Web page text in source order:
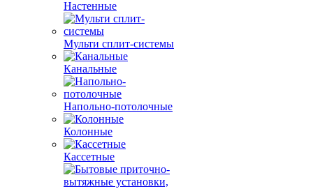
Настенные
Мульти сплит-системы
Канальные
Напольно-потолочные
Колонные
Кассетные